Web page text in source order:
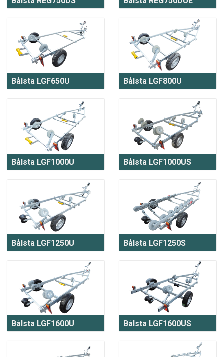
Bålsta LGF650U Bålsta LGF800U
Bålsta LGF1000U Bålsta LGF1000US
Bålsta LGF1250U Bålsta LGF1250S
Bålsta LGF1600U Bålsta LGF1600US